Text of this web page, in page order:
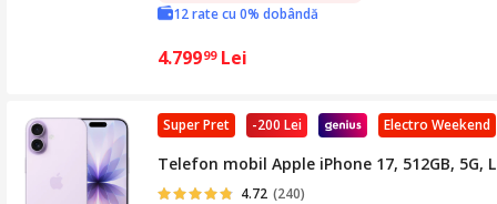
12 rate cu 0% dobândă
4.79999 Lei
Electro Weekend
-200 Lei
Super Pret
Telefon mobil Apple iPhone 17, 512GB, 5G,
4.72 (240)